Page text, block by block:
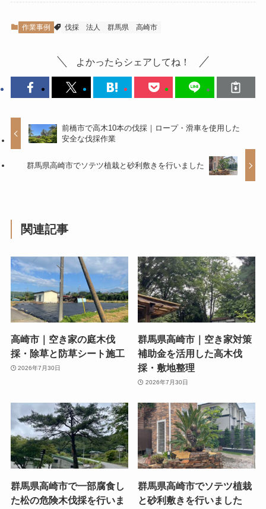
作業事例 伐採 法人 群馬県 高崎市
よかったらシェアしてね！
前橋市で高木10本の伐採｜ロープ・滑車を使用した
安全な伐採作業
群馬県高崎市でソテツ植栽と砂利敷きを行いました
関連記事
高崎市｜空き家の庭木伐
採・除草と防草シート施工
2026年7月30日
群馬県高崎市｜空き家対策
補助金を活用した高木伐
採・敷地整理
2026年7月30日
群馬県高崎市で一部腐食し
た松の危険木伐採を行いま
群馬県高崎市でソテツ植栽
と砂利敷きを行いました